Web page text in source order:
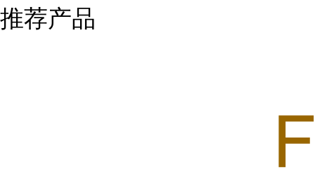
推荐产品